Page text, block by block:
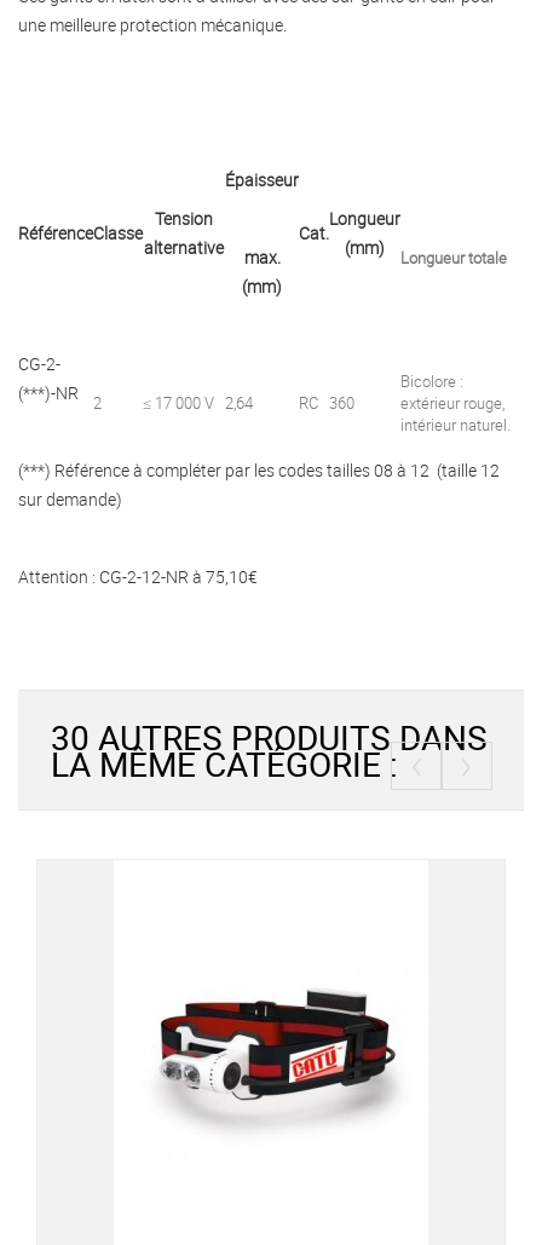
une meilleure protection mécanique.
RéférenceClasse
Tension
alternative
Épaisseur
max.
(mm)
Cat.
Longueur
(mm)
Longueur totale
CG-2-
(***)-NR
2 ≤ 17 000 V 2,64 RC 360
Bicolore :
extérieur rouge,
intérieur naturel.
(***) Référence à compléter par les codes tailles 08 à 12 (taille 12
sur demande)
Attention : CG-2-12-NR à 75,10€
30 AUTRES PRODUITS DANS
LA MÊME CATÉGORIE : ‹ ›